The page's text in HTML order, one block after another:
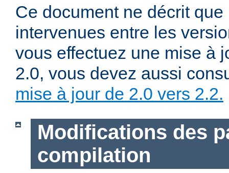
Ce document ne décrit
intervenues entre les
vous effectuez une mise à
2.0, vous devez aussi
mise à jour de 2.0 vers 2.2.
Modifications des
compilation